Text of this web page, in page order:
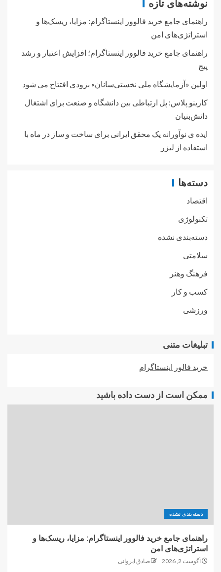
نوشته‌های تازه
راهنمای جامع خرید فالوور اینستاگرام: مزایا، ریسک‌ها و
استراتژی‌های امن
راهنمای جامع خرید فالوور اینستاگرام؛ افزایش اعتبار و رشد
پیج
اولین «آزمایشگاه ملی نخستی‌سانان» بزودی افتتاح می شود
کارینو پلاس: پل ارتباطی بین دانشگاه و صنعت برای اشتغال
دانش‌بنیان
ایده ی نوآورانه یک محقق ایرانی برای ساخت و ساز در ماه با
استفاده از لیزر
دسته‌ها
اقتصاد
تکنولوژی
دسته‌بندی نشده
سلامتی
فرهنگ وهنر
کسب و کار
ورزشی
تبلیغات متنی
خرید فالور اینستاگرام
ممکن است از دست داده باشید
دسته‌بندی نشده
راهنمای جامع خرید فالوور اینستاگرام: مزایا، ریسک‌ها و
استراتژی‌های امن
آگوست 2, 2026 صادق ایروانی